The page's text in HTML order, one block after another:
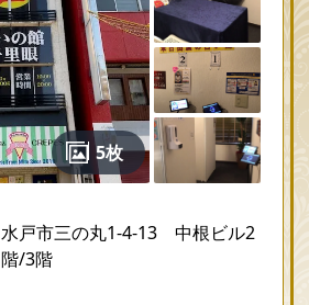
5枚
水戸市三の丸1-4-13 中根ビル2
階/3階